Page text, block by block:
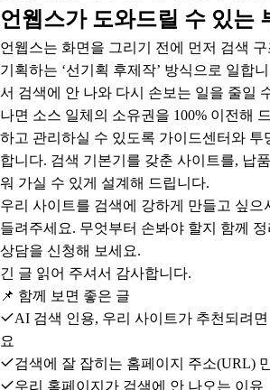
언웹스가 도와드릴 수 있는
언웹스는 화면을 그리기 전에 먼저 검색
기획하는 ‘선기획 후제작’ 방식으로 일합
서 검색에 안 나와 다시 손보는 일을 줄일
나면 소스 일체의 소유권을 100% 이전해
하고 관리하실 수 있도록 가이드센터와 투
합니다. 검색 기본기를 갖춘 사이트를, 납
워 가실 수 있게 설계해 드립니다.
우리 사이트를 검색에 강하게 만들고 싶으
들려주세요. 무엇부터 손봐야 할지 함께
상담을 신청해 보세요.
긴 글 읽어 주셔서 감사합니다.
📌 함께 보면 좋은 글
AI 검색 인용, 우리 사이트가 추천되려
요
검색에 잘 잡히는 홈페이지 주소(URL)
우리 홈페이지가 검색에 안 나오는 이유